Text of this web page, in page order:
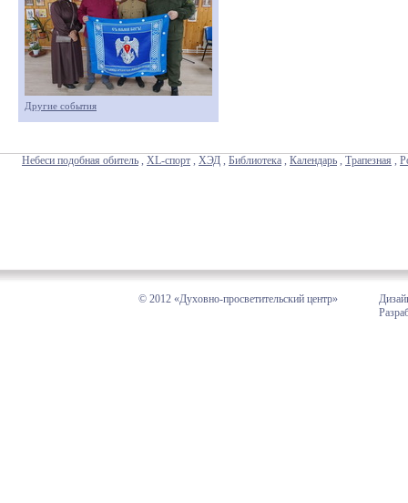
Другие события
Небеси подобная обитель , XL-спорт , ХЭД , Библиотека , Календарь , Трапезная ,
© 2012 «Духовно-просветительский центр»